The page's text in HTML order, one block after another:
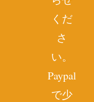
くだ
さ
い。
Paypal
で少